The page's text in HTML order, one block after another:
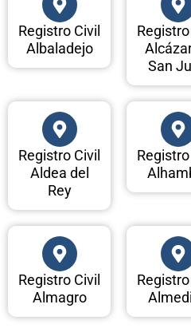
Registro Civil
Albaladejo
Registro
San
Registro Civil
Aldea del
Rey
Registro
Registro Civil
Almagro
Registro